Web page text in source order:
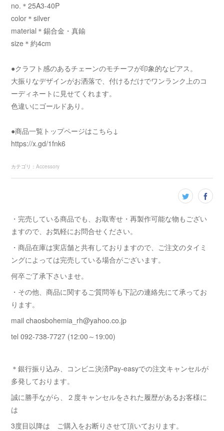
no.＊25A3-40P
color＊silver
material＊錫合金・真鍮
size＊約4cm
●クラフト感のあるチェーンのモチーフが印象的なピアス。
大振りなデザインがお洒落で、付けるだけでワンランク上のコ
ーディネートに見せてくれます。
色違いにゴールドあり。
●商品一覧トップページはこちら↓
https://x.gd/1fnk6
カテゴリ ：Accessory
・完売している商品でも、お取寄せ・再製作可能な物もござい
ますので、お気軽にお問合せください。
・商品在庫は実店舗と共有しておりますので、ご注文のタイミ
ングによっては完売している場合がございます。
何卒ご了承下さいませ。
・その他、商品に関するご質問等も下記の連絡先にて承ってお
ります。
mail chaosbohemia_rh@yahoo.co.jp
tel 092-738-7727 (12:00～19:00)
＊銀行振り込み、コンビニ決済Pay-easyでの注文キャンセルが
多発しております。
誠に勝手ながら、２度キャンセルをされた履歴があるお客様に
は
3度目以降は ご購入をお断りさせて頂いております。